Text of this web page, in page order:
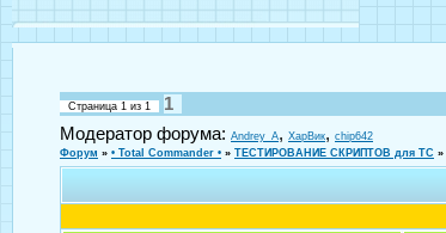
Страница 1 из 1
1
Модератор форума: Andrey_A, ХарВик, chip642
Форум » • Total Commander • » ТЕСТИРОВАНИЕ СКРИПТОВ для TC »